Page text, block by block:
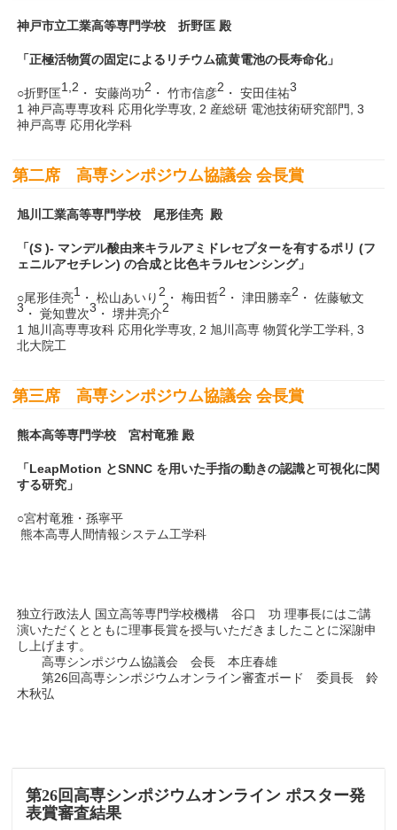
神戸市立工業高等専門学校 折野匡 殿
「正極活物質の固定によるリチウム硫黄電池の長寿命化」
○折野匡1,2 ・ 安藤尚功2 ・ 竹市信彦2 ・ 安田佳祐3
1 神戸高専専攻科 応用化学専攻, 2 産総研 電池技術研究部門, 3
神戸高専 応用化学科
第二席 高専シンポジウム協議会 会長賞
旭川工業高等専門学校 尾形佳亮 殿
「(S )- マンデル酸由来キラルアミドレセプターを有するポリ (フ
ェニルアセチレン) の合成と比色キラルセンシング」
○尾形佳亮1 ・ 松山あいり2 ・ 梅田哲2 ・ 津田勝幸2 ・ 佐藤敏文
3 ・ 覚知豊次3 ・ 堺井亮介2
1 旭川高専専攻科 応用化学専攻, 2 旭川高専 物質化学工学科, 3
北大院工
第三席高専シンポジウム協議会 会長賞
熊本高等専門学校 宮村竜雅 殿
「LeapMotion とSNNC を用いた手指の動きの認識と可視化に関
する研究」
○宮村竜雅・孫寧平
熊本高専人間情報システム工学科
独立行政法人 国立高等専門学校機構 谷口 功 理事長にはご講
演いただくとともに理事長賞を授与いただきましたことに深謝申
し上げます。
高専シンポジウム協議会 会長 本庄春雄
第26回高専シンポジウムオンライン審査ボード 委員長 鈴
木秋弘
第26回高専シンポジウムオンライン ポスター発
表賞審査結果